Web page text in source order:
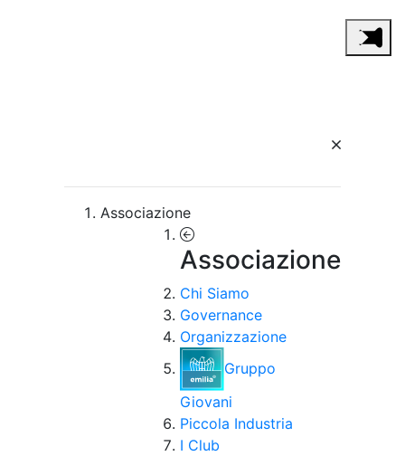
Associazione
Associazione
Chi Siamo
Governance
Organizzazione
Gruppo
Giovani
Piccola Industria
I Club